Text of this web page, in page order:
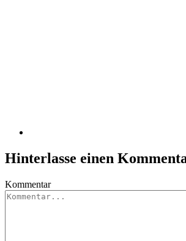
Hinterlasse einen
Kommentar